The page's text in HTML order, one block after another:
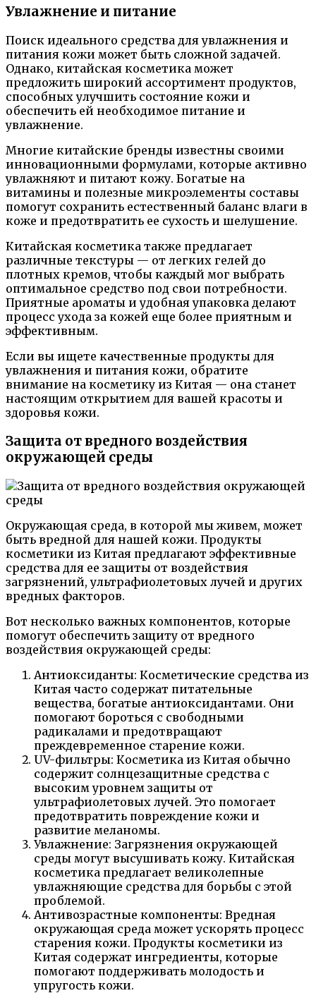
Увлажнение и питание
Поиск идеального средства для увлажнения и
питания кожи может быть сложной задачей.
Однако, китайская косметика может
предложить широкий ассортимент продуктов,
способных улучшить состояние кожи и
обеспечить ей необходимое питание и
увлажнение.
Многие китайские бренды известны своими
инновационными формулами, которые активно
увлажняют и питают кожу. Богатые на
витамины и полезные микроэлементы составы
помогут сохранить естественный баланс влаги в
коже и предотвратить ее сухость и шелушение.
Китайская косметика также предлагает
различные текстуры — от легких гелей до
плотных кремов, чтобы каждый мог выбрать
оптимальное средство под свои потребности.
Приятные ароматы и удобная упаковка делают
процесс ухода за кожей еще более приятным и
эффективным.
Если вы ищете качественные продукты для
увлажнения и питания кожи, обратите
внимание на косметику из Китая — она станет
настоящим открытием для вашей красоты и
здоровья кожи.
Защита от вредного воздействия
окружающей среды
Окружающая среда, в которой мы живем, может
быть вредной для нашей кожи. Продукты
косметики из Китая предлагают эффективные
средства для ее защиты от воздействия
загрязнений, ультрафиолетовых лучей и других
вредных факторов.
Вот несколько важных компонентов, которые
помогут обеспечить защиту от вредного
воздействия окружающей среды:
Антиоксиданты: Косметические средства из
Китая часто содержат питательные
вещества, богатые антиоксидантами. Они
помогают бороться с свободными
радикалами и предотвращают
преждевременное старение кожи.
UV-фильтры: Косметика из Китая обычно
содержит солнцезащитные средства с
высоким уровнем защиты от
ультрафиолетовых лучей. Это помогает
предотвратить повреждение кожи и
развитие меланомы.
Увлажнение: Загрязнения окружающей
среды могут высушивать кожу. Китайская
косметика предлагает великолепные
увлажняющие средства для борьбы с этой
проблемой.
Антивозрастные компоненты: Вредная
окружающая среда может ускорять процесс
старения кожи. Продукты косметики из
Китая содержат ингредиенты, которые
помогают поддерживать молодость и
упругость кожи.